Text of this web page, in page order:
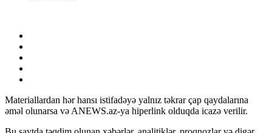
Materiallardan hər hansı istifadəyə yalnız təkrar çap qaydalarına
əməl olunarsa və ANEWS.az-ya hiperlink olduqda icazə verilir.